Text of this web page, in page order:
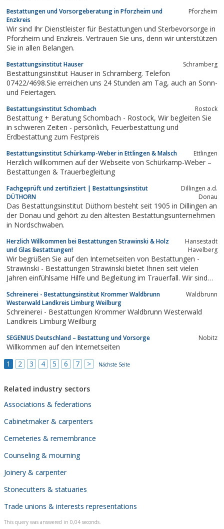
Bestattungen und Vorsorgeberatung in Pforzheim und
Enzkreis
Pforzheim
Wir sind Ihr Dienstleister für Bestattungen und Sterbevorsorge in
Pforzheim und Enzkreis. Vertrauen Sie uns, denn wir unterstützen
Sie in allen Belangen.
Bestattungsinstitut Hauser Schramberg
Bestattungsinstitut Hauser in Schramberg. Telefon
07422/4698.Sie erreichen uns 24 Stunden am Tag, auch an Sonn-
und Feiertagen.
Bestattungsinstitut Schombach Rostock
Bestattung + Beratung Schombach - Rostock, Wir begleiten Sie
in schweren Zeiten - persönlich, Feuerbestattung und
Erdbestattung zum Festpreis
Bestattungsinstitut Schürkamp-Weber in Ettlingen & Malsch Ettlingen
Herzlich willkommen auf der Webseite von Schürkamp-Weber –
Bestattungen & Trauerbegleitung
Fachgeprüft und zertifiziert | Bestattungsinstitut
DÜTHORN
Dillingen a.d.
Donau
Das Bestattungsinstitut Düthorn besteht seit 1905 in Dillingen an
der Donau und gehört zu den ältesten Bestattungsunternehmen
in Nordschwaben.
Herzlich Willkommen bei Bestattungen Strawinski & Holz
und Glas Bestattungen!
Hansestadt
Havelberg
Wir begrüßen Sie auf den Internetseiten von Bestattungen -
Strawinski - Bestattungen Strawinski bietet Ihnen seit vielen
Jahren einfühlsame Hilfe und Begleitung im Trauerfall. Wir sind
Schreinerei - Bestattungsinstitut Krommer Waldbrunn
Westerwald Landkreis Limburg Weilburg
Waldbrunn
Schreinerei - Bestattungen Krommer Waldbrunn Westerwald
Landkreis Limburg Weilburg
SEGENIUS Deutschland – Bestattung und Vorsorge Nobitz
Willkommen auf den Internetseiten
1
2 3 4 5 6 7 > Nächste Seite
Related industry sectors
Associations & federations
Cabinetmaker & carpenters
Cemeteries & remembrance
Counseling & mourning
Joinery & carpenter
Stonecutters & statuaries
Trade unions & interests representations
This query was answered in 0,04 seconds.